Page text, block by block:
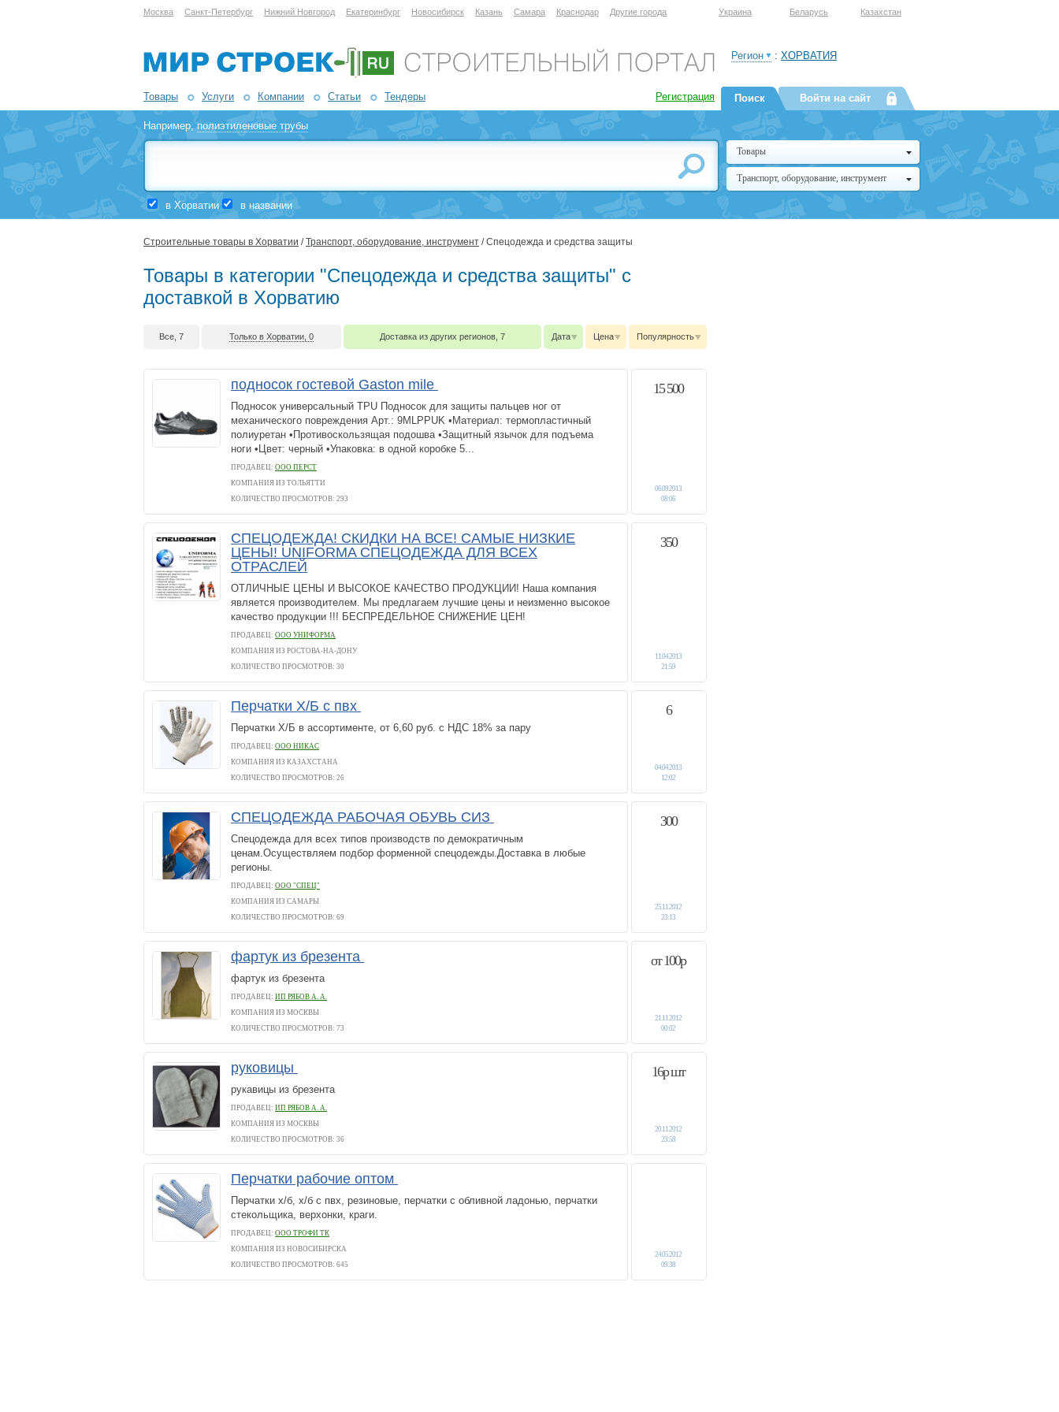
Москва Санкт-Петербург Нижний Новгород Екатеринбург Новосибирск Казань Самара Краснодар Другие города Украина Беларусь Казахстан
Товары Услуги Компании Статьи Тендеры Регистрация
Регион : ХОРВАТИЯ
Например,полиэтиленовые трубы
в Хорватии в названии
Поиск Войти на сайт
Товары
Транспорт, оборудование, инструмент
Строительные товары в Хорватии /Транспорт, оборудование, инструмент / Спецодежда и средства защиты
Товары в категории "Спецодежда и средства защиты" с
доставкой в Хорватию
Все, 7 Только в Хорватии, 0 Доставка из других регионов, 7 Дата Цена Популярность
подносок гостевой Gaston mile
Подносок универсальный TPU Подносок для защиты пальцев ног от
механического повреждения Арт.: 9MLPPUK •Материал: термопластичный
полиуретан •Противоскользящая подошва •Защитный язычок для подъема
ноги •Цвет: черный •Упаковка: в одной коробке 5...
ПРОДАВЕЦ: ООО ПЕРСТ
КОМПАНИЯ ИЗ ТОЛЬЯТТИ
КОЛИЧЕСТВО ПРОСМОТРОВ: 293
15 500
06.09.2013
08:06
СПЕЦОДЕЖДА! СКИДКИ НА ВСЕ! САМЫЕ НИЗКИЕ
ЦЕНЫ! UNIFORMA СПЕЦОДЕЖДА ДЛЯ ВСЕХ
ОТРАСЛЕЙ
ОТЛИЧНЫЕ ЦЕНЫ И ВЫСОКОЕ КАЧЕСТВО ПРОДУКЦИИ! Наша компания
является производителем. Мы предлагаем лучшие цены и неизменно высокое
качество продукции !!! БЕСПРЕДЕЛЬНОЕ СНИЖЕНИЕ ЦЕН!
ПРОДАВЕЦ: ООО УНИФОРМА
КОМПАНИЯ ИЗ РОСТОВА-НА-ДОНУ
КОЛИЧЕСТВО ПРОСМОТРОВ: 30
350
11.04.2013
21:59
Перчатки Х/Б с пвх
Перчатки Х/Б в ассортименте, от 6,60 руб. с НДС 18% за пару
ПРОДАВЕЦ: ООО НИКАС
КОМПАНИЯ ИЗ КАЗАХСТАНА
КОЛИЧЕСТВО ПРОСМОТРОВ: 26
6
04.04.2013
12:02
CПЕЦОДЕЖДА РАБОЧАЯ ОБУВЬ СИЗ
Спецодежда для всех типов производств по демократичным
ценам.Осуществляем подбор форменной спецодежды.Доставка в любые
регионы.
ПРОДАВЕЦ: ООО "СПЕЦ"
КОМПАНИЯ ИЗ САМАРЫ
КОЛИЧЕСТВО ПРОСМОТРОВ: 69
300
25.11.2012
23:13
фартук из брезента
фартук из брезента
ПРОДАВЕЦ: ИП РЯБОВ А. А.
КОМПАНИЯ ИЗ МОСКВЫ
КОЛИЧЕСТВО ПРОСМОТРОВ: 73
от 100р
21.11.2012
00:02
руковицы
рукавицы из брезента
ПРОДАВЕЦ: ИП РЯБОВ А. А.
КОМПАНИЯ ИЗ МОСКВЫ
КОЛИЧЕСТВО ПРОСМОТРОВ: 36
16р шт
20.11.2012
23:58
Перчатки рабочие оптом
Перчатки х/б, х/б с пвх, резиновые, перчатки с обливной ладонью, перчатки
стекольщика, верхонки, краги.
ПРОДАВЕЦ: ООО ТРОФИ ТК
КОМПАНИЯ ИЗ НОВОСИБИРСКА
КОЛИЧЕСТВО ПРОСМОТРОВ: 645
24.05.2012
09:38